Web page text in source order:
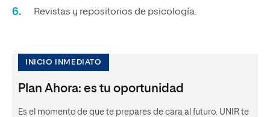
Revistas y repositorios de psicología.
INICIO INMEDIATO
Plan Ahora: es tu oportunidad
Es el momento de que te prepares de cara al futuro. UNIR te